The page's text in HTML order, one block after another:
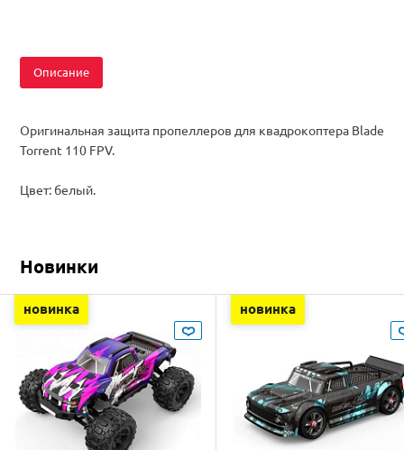
Описание
Оригинальная защита пропеллеров для квадрокоптера Blade
Torrent 110 FPV.
Цвет: белый.
Новинки
новинка новинка